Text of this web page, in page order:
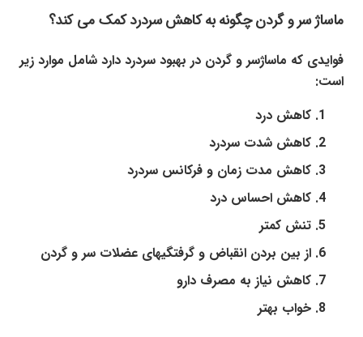
ماساژ سر و گردن چگونه به کاهش سردرد کمک می کند؟
فوایدی که ماساژسر و گردن در بهبود سردرد دارد شامل موارد زیر
است:
کاهش درد
کاهش شدت سردرد
کاهش مدت زمان و فرکانس سردرد
کاهش احساس درد
تنش کمتر
از بین بردن انقباض و گرفتگیهای عضلات سر و گردن
کاهش نیاز به مصرف دارو
خواب بهتر